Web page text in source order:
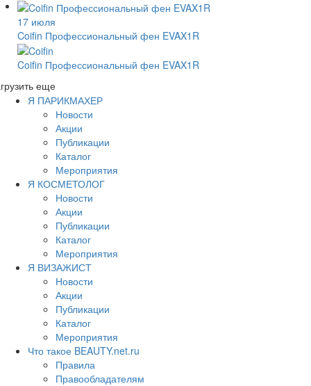
17 июля
Coifin Профессиональный фен EVAX1R
Coifin Профессиональный фен EVAX1R
еще
Я ПАРИКМАХЕР
Новости
Акции
Публикации
Каталог
Мероприятия
Я КОСМЕТОЛОГ
Новости
Акции
Публикации
Каталог
Мероприятия
Я ВИЗАЖИСТ
Новости
Акции
Публикации
Каталог
Мероприятия
Что такое BEAUTY.net.ru
Правила
Правообладателям